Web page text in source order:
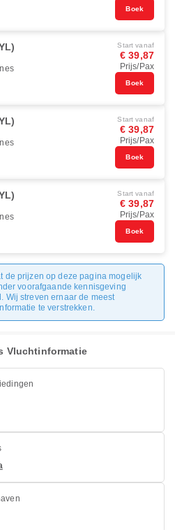
Boek
Start vanaf
€ 39,87
Prijs/Pax
Boek
Start vanaf
€ 39,87
Prijs/Pax
Boek
Start vanaf
€ 39,87
Prijs/Pax
Boek
de prijzen op deze pagina mogelijk
voorafgaande kennisgeving
Wij streven ernaar de meest
te verstrekken.
Vluchtinformatie